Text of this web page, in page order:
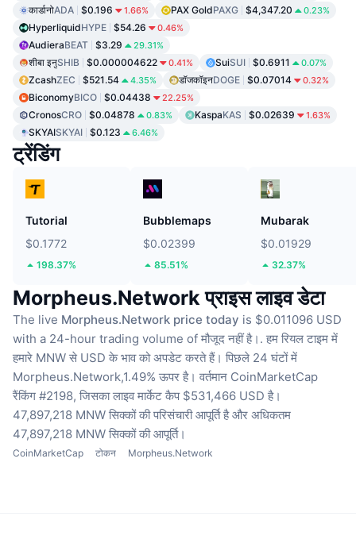
कार्डानोADA $0.196 1.66% PAX GoldPAXG $4,347.20 0.23%
HyperliquidHYPE $54.26 0.46%
AudieraBEAT $3.29 29.31%
शीबा इनुSHIB $0.000004622 0.41% SuiSUI $0.6911 0.07%
ZcashZEC $521.54 4.35% डॉजकॉइनDOGE $0.07014 0.32%
BiconomyBICO $0.04438 22.25%
CronosCRO $0.04878 0.83% KaspaKAS $0.02639 1.63%
SKYAISKYAI $0.123 6.46%
ट्रेंडिंग
Tutorial
$0.1772
198.37%
Bubblemaps
$0.02399
85.51%
Mubarak
$0.01929
32.37%
Morpheus.Network प्राइस लाइव डेटा
The live Morpheus.Network price today is $0.011096 USD
with a 24-hour trading volume of मौजूद नहीं है।. हम रियल टाइम में
हमारे MNW से USD के भाव को अपडेट करते हैं। पिछले 24 घंटों में
Morpheus.Network,1.49% ऊपर है। वर्तमान CoinMarketCap
रैंकिंग #2198, जिसका लाइव मार्केट कैप $531,466 USD है।
47,897,218 MNW सिक्कों की परिसंचारी आपूर्ति है और अधिकतम
47,897,218 MNW सिक्कों की आपूर्ति।
CoinMarketCap टोकन Morpheus.Network